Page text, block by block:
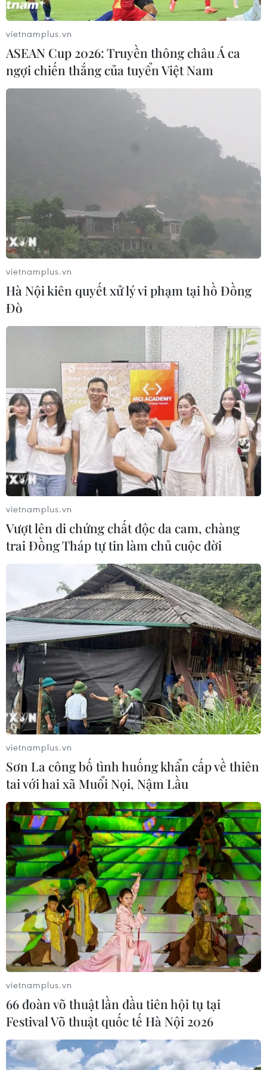
Iran xử tử một cựu nhân viên Bộ Quốc
Giới chức Iran vừa xử tử Jalal Haji Zuwar, một nhân viên
từng làm việc cho Bộ Quốc phòng nước này, vì tội làm
gián điệp cho Mỹ.
vietnamplus.vn
ASEAN Cup 2026: Truyền thông châu Á ca
ngợi chiến thắng của tuyển Việt Nam
vietnamplus.vn
Hà Nội kiên quyết xử lý vi phạm tại hồ Đồng
Đò
vietnamplus.vn
Vượt lên di chứng chất độc da cam, chàng
trai Đồng Tháp tự tin làm chủ cuộc đời
vietnamplus.vn
Sơn La công bố tình huống khẩn cấp về thiên
tai với hai xã Muổi Nọi, Nậm Lầu
vietnamplus.vn
66 đoàn võ thuật lần đầu tiên hội tụ tại
Festival Võ thuật quốc tế Hà Nội 2026